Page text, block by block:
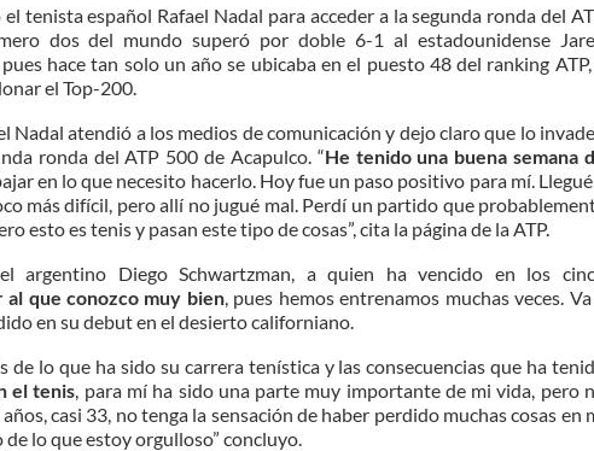
tenista español Rafael Nadal para acceder a la segunda ronda del
dos del mundo superó por doble 6-1 al estadounidense
hace tan solo un año se ubicaba en el puesto 48 del ranking
el Top-200.
Nadal atendió a los medios de comunicación y dejo claro que lo
ronda del ATP 500 de Acapulco. “He tenido una buena semana
en lo que necesito hacerlo. Hoy fue un paso positivo para mí.
más difícil, pero allí no jugué mal. Perdí un partido que
esto es tenis y pasan este tipo de cosas”, cita la página de la ATP.
argentino Diego Schwartzman, a quien ha vencido en los
al que conozco muy bien, pues hemos entrenamos muchas veces.
en su debut en el desierto californiano.
lo que ha sido su carrera tenística y las consecuencias que ha
el tenis, para mí ha sido una parte muy importante de mi vida, pero
casi 33, no tenga la sensación de haber perdido muchas cosas en
de lo que estoy orgulloso” concluyo.